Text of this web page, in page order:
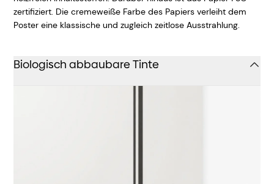
zertifiziert. Die cremeweiße Farbe des Papiers verleiht dem
Poster eine klassische und zugleich zeitlose Ausstrahlung.
Biologisch abbaubare Tinte